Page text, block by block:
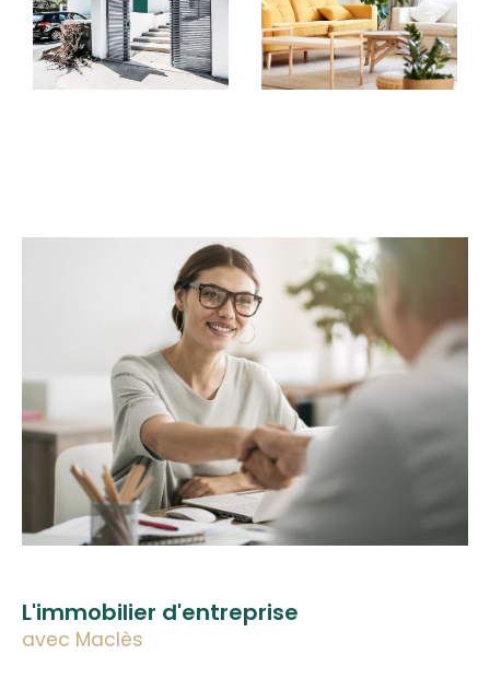
vous offrir plus
Nous avons créé uncentre d’affaires unique,
pensé pour offrir à nos clients une solution
à toutes vos attentes. Avec Maclès Immobilier,
bénéficiez d’une prise en charge globale et
d’un service alliant proximité,
professionnalisme et excellence.
L'immobilier d'entreprise
avec Maclès